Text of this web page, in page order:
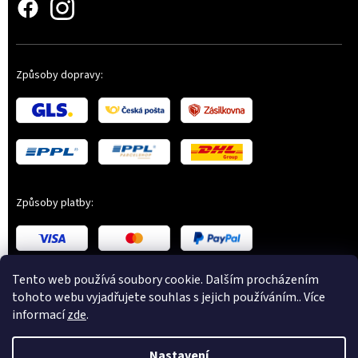
Tento web používá soubory cookie. Dalším procházením
tohoto webu vyjadřujete souhlas s jejich používáním.. Více
informacízde.
Způsoby dopravy:
Způsoby platby:
Czech Step by Step